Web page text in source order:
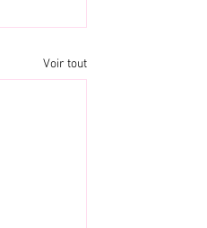
Voir tout